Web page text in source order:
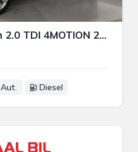
Volkswagen Multivan 2.0 TDI 4MOTION 200HK HIGHLINE 7-SITS MOMS VÄRM B-KAM
Aut. Diesel